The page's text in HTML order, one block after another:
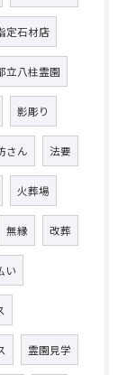
定石材店
立八柱霊園
影彫り
さん 法要
火葬場
無縁 改葬
い
霊園見学